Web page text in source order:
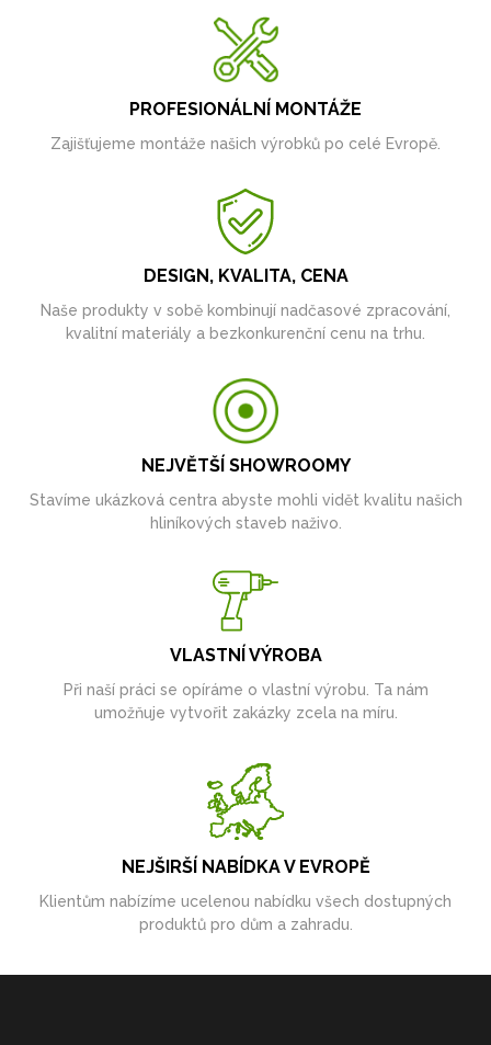
PROFESIONÁLNÍ MONTÁŽE
Zajišťujeme montáže našich výrobků po celé Evropě.
DESIGN, KVALITA, CENA
Naše produkty v sobě kombinují nadčasové zpracování,
kvalitní materiály a bezkonkurenční cenu na trhu.
NEJVĚTŠÍ SHOWROOMY
Stavíme ukázková centra abyste mohli vidět kvalitu našich
hliníkových staveb naživo.
VLASTNÍ VÝROBA
Při naší práci se opíráme o vlastní výrobu. Ta nám
umožňuje vytvořit zakázky zcela na míru.
NEJŠIRŠÍ NABÍDKA V EVROPĚ
Klientům nabízíme ucelenou nabídku všech dostupných
produktů pro dům a zahradu.